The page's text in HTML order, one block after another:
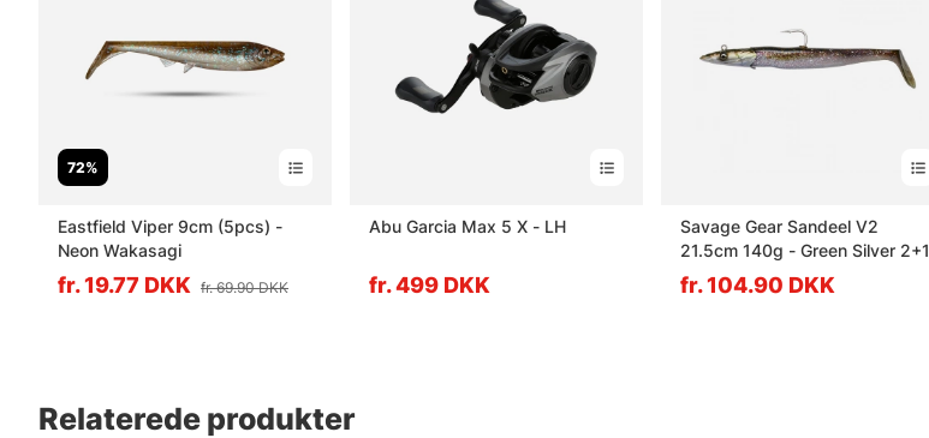
72%
Eastfield Viper 9cm (5pcs) -
Neon Wakasagi
fr. 19.77 DKK fr. 69.90 DKK
Abu Garcia Max 5 X - LH
fr. 499 DKK
Savage Gear Sandeel V2
21.5cm 140g - Green Silver 2+1
fr. 104.90 DKK
Relaterede produkter